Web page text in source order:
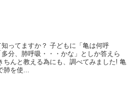
ってますか？ 子どもに「亀は何呼
分、肺呼吸・・・かな」としか答えら
ちんと教える為にも、調べてみました! 亀
肺を使...